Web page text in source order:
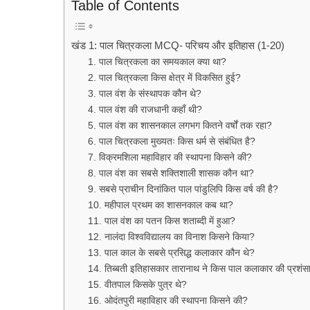
Table of Contents
खंड 1: पाल चित्रकला MCQ- परिचय और इतिहास (1-20)
1. पाल चित्रकला का समयकाल क्या था?
2. पाल चित्रकला किस क्षेत्र में विकसित हुई?
3. पाल वंश के संस्थापक कौन थे?
4. पाल वंश की राजधानी कहाँ थी?
5. पाल वंश का शासनकाल लगभग कितने वर्षों तक रहा?
6. पाल चित्रकला मुख्यतः किस धर्म से संबंधित है?
7. विक्रमशिला महाविहार की स्थापना किसने की?
8. पाल वंश का सबसे शक्तिशाली शासक कौन था?
9. सबसे प्राचीन दिनांकित पाल पांडुलिपि किस वर्ष की है?
10. महीपाल प्रथम का शासनकाल कब था?
11. पाल वंश का पतन किस शताब्दी में हुआ?
12. नालंदा विश्वविद्यालय का विनाश किसने किया?
13. पाल काल के सबसे प्रसिद्ध कलाकार कौन थे?
14. तिब्बती इतिहासकार तारानाथ ने किस पाल कलाकार की
15. वीतपाल किसके पुत्र थे?
16. ओदंतपुरी महाविहार की स्थापना किसने की?